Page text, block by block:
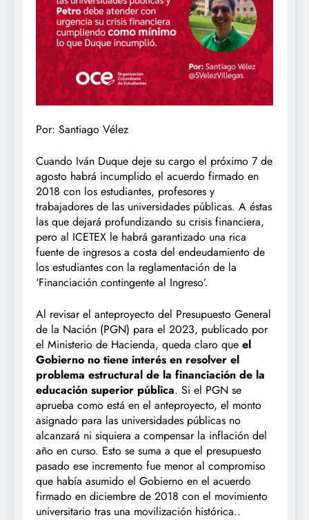
Por: Santiago Vélez
Cuando Iván Duque deje su cargo el próximo 7 de
agosto habrá incumplido el acuerdo firmado en
2018 con los estudiantes, profesores y
trabajadores de las universidades públicas. A éstas
las que dejará profundizando su crisis financiera,
pero al ICETEX le habrá garantizado una rica
fuente de ingresos a costa del endeudamiento de
los estudiantes con la reglamentación de la
‘Financiación contingente al Ingreso’.
Al revisar el anteproyecto del Presupuesto General
de la Nación (PGN) para el 2023, publicado por
el Ministerio de Hacienda, queda claro que el
Gobierno no tiene interés en resolver el
problema estructural de la financiación de la
educación superior pública. Si el PGN se
aprueba como está en el anteproyecto, el monto
asignado para las universidades públicas no
alcanzará ni siquiera a compensar la inflación del
año en curso. Esto se suma a que el presupuesto
pasado ese incremento fue menor al compromiso
que había asumido el Gobierno en el acuerdo
firmado en diciembre de 2018 con el movimiento
universitario tras una movilización histórica..